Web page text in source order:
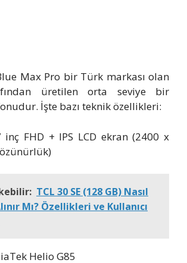
Max Pro bir Türk markası olan
üretilen orta seviye bir
İşte bazı teknik özellikleri:
inç FHD + IPS LCD ekran (2400 x
TCL 30 SE (128 GB) Nasıl
Mı? Özellikleri ve Kullanıcı
Helio G85